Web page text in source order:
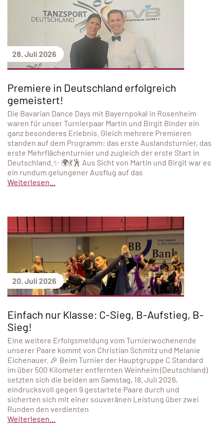
28. Juli 2026
Premiere in Deutschland erfolgreich
gemeistert!
Die Bavarian Dance Days mit Bayernpokal in Rosenheim
waren für unser Turnierpaar Martin und Birgit Binder ein
ganz besonderes Erlebnis. Gleich mehrere Premieren
standen auf dem Programm: das erste Auslandsturnier, das
erste Mehrflächenturnier und zugleich der erste Start in
Deutschland.✨ 🌍💃🕺 Aus Sicht von Martin und Birgit war es
ein rundum gelungener Ausflug auf das
Weiterlesen...
20. Juli 2026
Einfach nur Klasse: C-Sieg, B-Aufstieg, B-
Sieg!
Eine weitere Erfolgsmeldung vom Turnierwochenende
unserer Paare kommt von Christian Schmitz und Melanie
Eichenauer. 🎉 Beim Turnier der Hauptgruppe C Standard
im über 500 Kilometer entfernten Weinheim (Deutschland)
setzten sich die beiden am Samstag, 18. Juli 2026,
eindrucksvoll gegen 9 gestartete Paare durch und
sicherten sich mit einer souveränen Leistung über zwei
Runden den verdienten
Weiterlesen...